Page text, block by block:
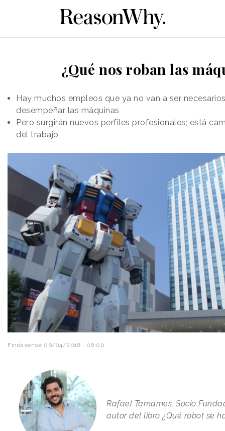
¿Qué nos roban las
Hay muchos empleos que ya no van a ser
desempeñar las máquinas
Pero surgirán nuevos perfiles profesionales; está
del trabajo
Findasense 06/04/2018 · 06:00
Rafael Tamames, Socio
autor del libro ¿Qué robot se